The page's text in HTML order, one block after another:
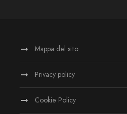
Mappa del sito
Privacy policy
Cookie Policy